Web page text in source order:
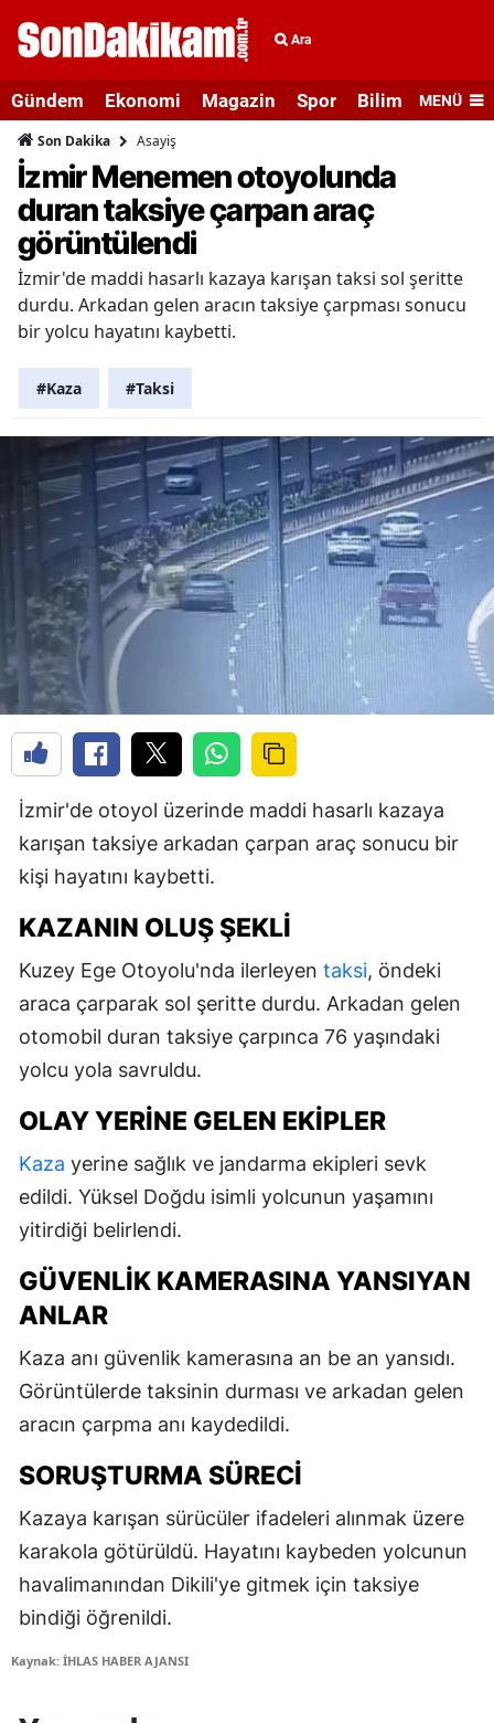
Ara
Gündem Ekonomi Magazin Spor Bilim veMENÜ
Son Dakika Asayiş
İzmir Menemen otoyolunda
duran taksiye çarpan araç
görüntülendi
İzmir'de maddi hasarlı kazaya karışan taksi sol şeritte
durdu. Arkadan gelen aracın taksiye çarpması sonucu
bir yolcu hayatını kaybetti.
#Kaza #Taksi
İzmir'de otoyol üzerinde maddi hasarlı kazaya
karışan taksiye arkadan çarpan araç sonucu bir
kişi hayatını kaybetti.
KAZANIN OLUŞ ŞEKLI
Kuzey Ege Otoyolu'nda ilerleyen taksi, öndeki
araca çarparak sol şeritte durdu. Arkadan gelen
otomobil duran taksiye çarpınca 76 yaşındaki
yolcu yola savruldu.
OLAY YERINE GELEN EKIPLER
Kaza yerine sağlık ve jandarma ekipleri sevk
edildi. Yüksel Doğdu isimli yolcunun yaşamını
yitirdiği belirlendi.
GÜVENLIK KAMERASINA YANSIYAN
ANLAR
Kaza anı güvenlik kamerasına an be an yansıdı.
Görüntülerde taksinin durması ve arkadan gelen
aracın çarpma anı kaydedildi.
SORUŞTURMA SÜRECI
Kazaya karışan sürücüler ifadeleri alınmak üzere
karakola götürüldü. Hayatını kaybeden yolcunun
havalimanından Dikili'ye gitmek için taksiye
bindiği öğrenildi.
Kaynak: İHLAS HABER AJANSI